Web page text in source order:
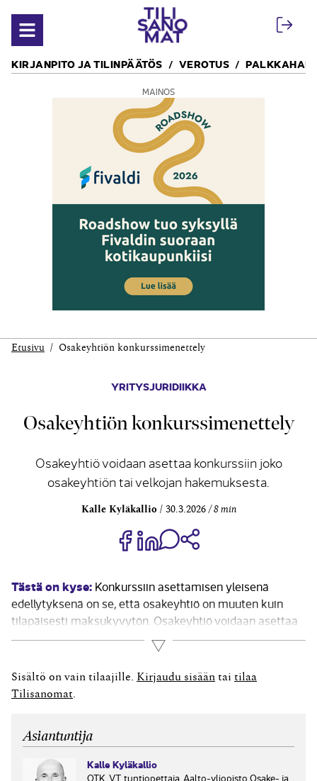
Avaa valikko
KIRJANPITO JA TILINPÄÄTÖS VEROTUS
MAINOS
Etusivu Osakeyhtiön konkurssimenettely
YRITYSJURIDIIKKA
Osakeyhtiön konkurssimenettely
Osakeyhtiö voidaan asettaa konkurssiin joko
osakeyhtiön tai velkojan hakemuksesta.
Kalle Kyläkallio 30.3.2026 8 min
Jaa Share on Facebook
Jaa Share on LinkedIn
Jaa WhatsApp-viestinä
Tästä on kyse: Konkurssiin asettamisen yleisenä
edellytyksenä on se, että osakeyhtiö on muuten kuin
tilapäisesti maksukyvytön. Osakeyhtiö voidaan asettaa
konkurssiin osakeyhtiön omasta tai velkojan kirjallisesta
hakemuksesta. Konkurssi alkaa, kun yhtiö asetetaan
konkurssiin tuomioistuimen päätöksellä. Artikkelissa
käydään läpi konkurssimenettelyn vaiheet
Lue lisää
Sisältö on vain tilaajille. Kirjaudu sisään tai tilaa
Tilisanomat
Asiantuntija
Kalle Kyläkallio
OTK, VT, tuntiopettaja, Aalto-yliopisto Osake- ja